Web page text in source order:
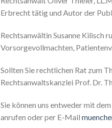
Erbrecht tätig und Autor der
Rechtsanwältin Susanne Kilisch
Vorsorgevollmachten,
Sollten Sie rechtlichen Rat zum
Rechtsanwaltskanzlei Prof. Dr.
Sie können uns entweder mit
anrufen oder per E-Mail